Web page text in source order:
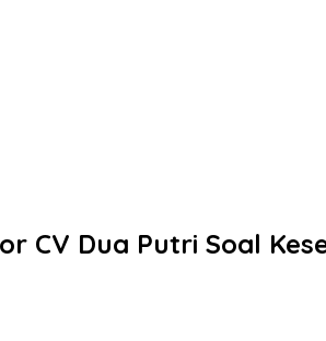
CV Dua Putri Soal